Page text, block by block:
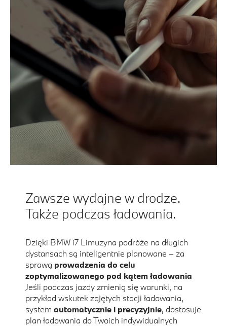
Zawsze wydajne w drodze.
Także podczas ładowania.
Dzięki BMW i7 Limuzyna podróże na długich
dystansach są inteligentnie planowane – za
sprawą prowadzenia do celu
zoptymalizowanego pod kątem ładowania
Jeśli podczas jazdy zmienią się warunki, na
przykład wskutek zajętych stacji ładowania,
system automatycznie i precyzyjnie, dostosuje
plan ładowania do Twoich indywidualnych